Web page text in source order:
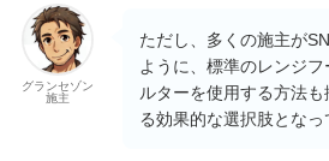
グランセゾン
施主
ただし、多くの施主が
ように、標準のレンジ
ルターを使用する方法
る効果的な選択肢となっ